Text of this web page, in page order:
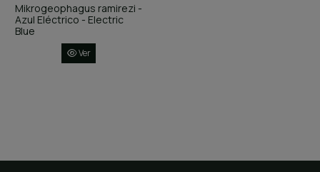
Mikrogeophagus ramirezi -
Azul Eléctrico - Electric
Blue
Ver